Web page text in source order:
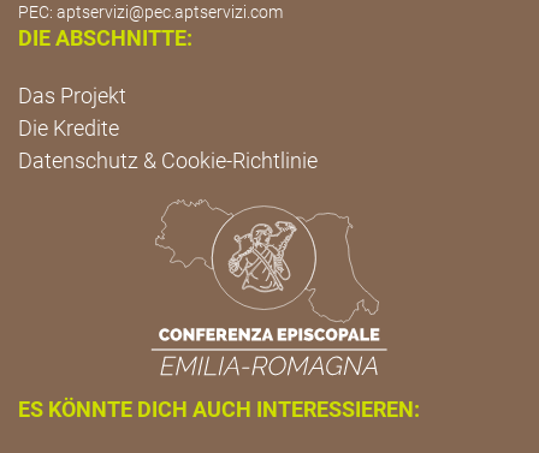
PEC: aptservizi@pec.aptservizi.com
DIE ABSCHNITTE:
Das Projekt
Die Kredite
Datenschutz & Cookie-Richtlinie
ES KÖNNTE DICH AUCH INTERESSIEREN: